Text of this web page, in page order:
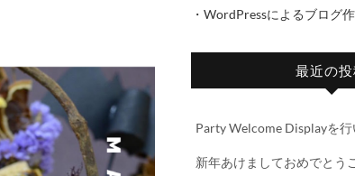
・WordPressによるブログ
最近の
Party Welcome Displayを行
新年あけましておめでとう